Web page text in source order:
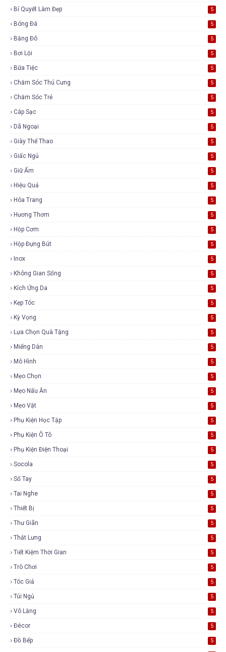
Bí Quyết Làm Đẹp 5
Bóng Đá 5
Băng Đô 5
Bơi Lội 5
Bữa Tiệc 5
Chăm Sóc Thú Cưng 5
Chăm Sóc Trẻ 5
Cáp Sạc 5
Dã Ngoại 5
Giày Thể Thao 5
Giấc Ngủ 5
Giữ Ấm 5
Hiệu Quả 5
Hóa Trang 5
Hương Thơm 5
Hộp Cơm 5
Hộp Đựng Bút 5
Inox 5
Không Gian Sống 5
Kích Ứng Da 5
Kẹp Tóc 5
Kỳ Vọng 5
Lựa Chọn Quà Tặng 5
Miếng Dán 5
Mô Hình 5
Mẹo Chọn 5
Mẹo Nấu Ăn 5
Mẹo Vặt 5
Phụ Kiện Học Tập 5
Phụ Kiện Ô Tô 5
Phụ Kiện Điện Thoại 5
Socola 5
Sổ Tay 5
Tai Nghe 5
Thiết Bị 5
Thư Giãn 5
Thắt Lưng 5
Tiết Kiệm Thời Gian 5
Trò Chơi 5
Tóc Giả 5
Túi Ngủ 5
Vô Lăng 5
Đécor 5
Đồ Bếp 5